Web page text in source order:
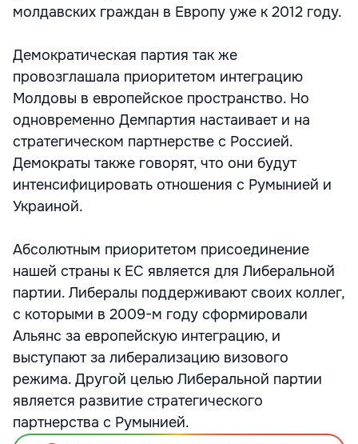
молдавских граждан в Европу уже к 2012 году.
Демократическая партия так же
провозглашала приоритетом интеграцию
Молдовы в европейское пространство. Но
одновременно Демпартия настаивает и на
стратегическом партнерстве с Россией.
Демократы также говорят, что они будут
интенсифицировать отношения с Румынией и
Украиной.
Абсолютным приоритетом присоединение
нашей страны к ЕС является для Либеральной
партии. Либералы поддерживают своих коллег,
с которыми в 2009-м году сформировали
Альянс за европейскую интеграцию, и
выступают за либерализацию визового
режима. Другой целью Либеральной партии
является развитие стратегического
партнерства с Румынией.